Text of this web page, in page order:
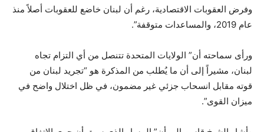
وفرض العقوبات الاقتصادية، رغم أن لبنان خاضع للعقوبات أصلاً منذ
عام 2019، والمساعدات متوقفة”.
ورأى سماحته أن” الولايات المتحدة تتنصل من أي التزام تجاه
لبنان، مشيراً إلى أن ما يُطلب من المذكرة هو “تجريد لبنان من
قوته مقابل انسحاب جزئي غير مضمون، في ظل اختلال واضح في
ميزان القوى”.